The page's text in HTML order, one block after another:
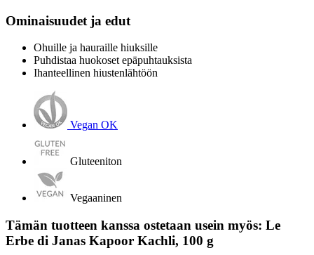
Ominaisuudet ja edut
Ohuille ja hauraille hiuksille
Puhdistaa huokoset epäpuhtauksista
Ihanteellinen hiustenlähtöön
Vegan OK
Gluteeniton
Vegaaninen
Tämän tuotteen kanssa ostetaan usein myös: Le
Erbe di Janas Kapoor Kachli, 100 g